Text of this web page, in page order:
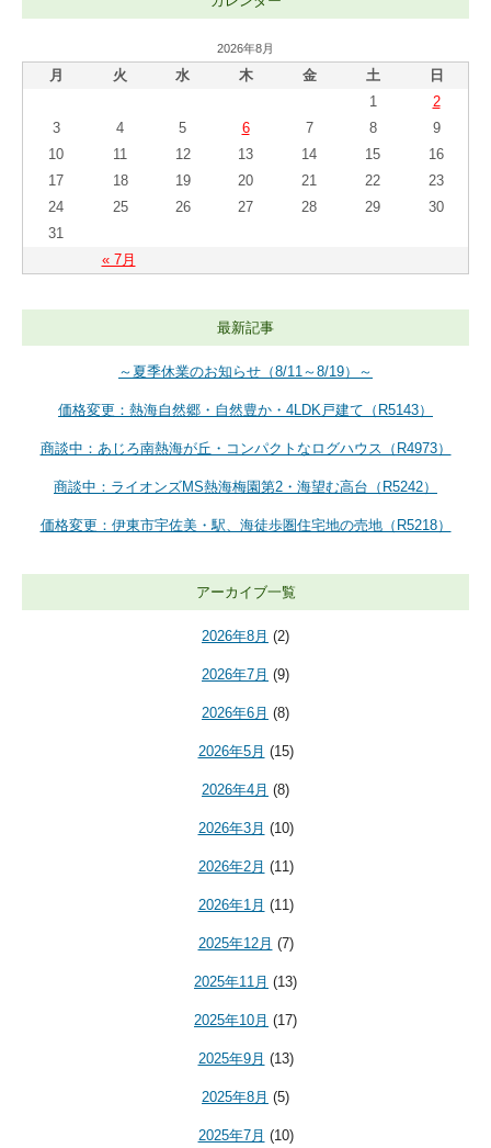
2026年8月
月 火 水 木 金 土 日
« 7月
1
2
3
4 5 6 7 8
9
10
11 12 13 14 15
16
17
18 19 20 21 22
23
24
25 26 27 28 29
30
31
最新記事
～夏季休業のお知らせ（8/11～8/19）～
価格変更：熱海自然郷・自然豊か・4LDK戸建て（R5143）
商談中：あじろ南熱海が丘・コンパクトなログハウス（R4973）
商談中：ライオンズMS熱海梅園第2・海望む高台（R5242）
価格変更：伊東市宇佐美・駅、海徒歩圏住宅地の売地（R5218）
アーカイブ一覧
2026年8月 (2)
2026年7月 (9)
2026年6月 (8)
2026年5月 (15)
2026年4月 (8)
2026年3月 (10)
2026年2月 (11)
2026年1月 (11)
2025年12月 (7)
2025年11月 (13)
2025年10月 (17)
2025年9月 (13)
2025年8月 (5)
2025年7月 (10)